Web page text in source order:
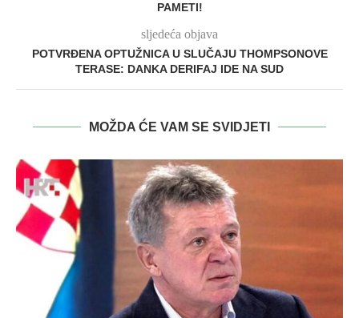
PAMETI!
sljedeća objava
POTVRĐENA OPTUŽNICA U SLUČAJU THOMPSONOVE
TERASE: DANKA DERIFAJ IDE NA SUD
MOŽDA ĆE VAM SE SVIDJETI